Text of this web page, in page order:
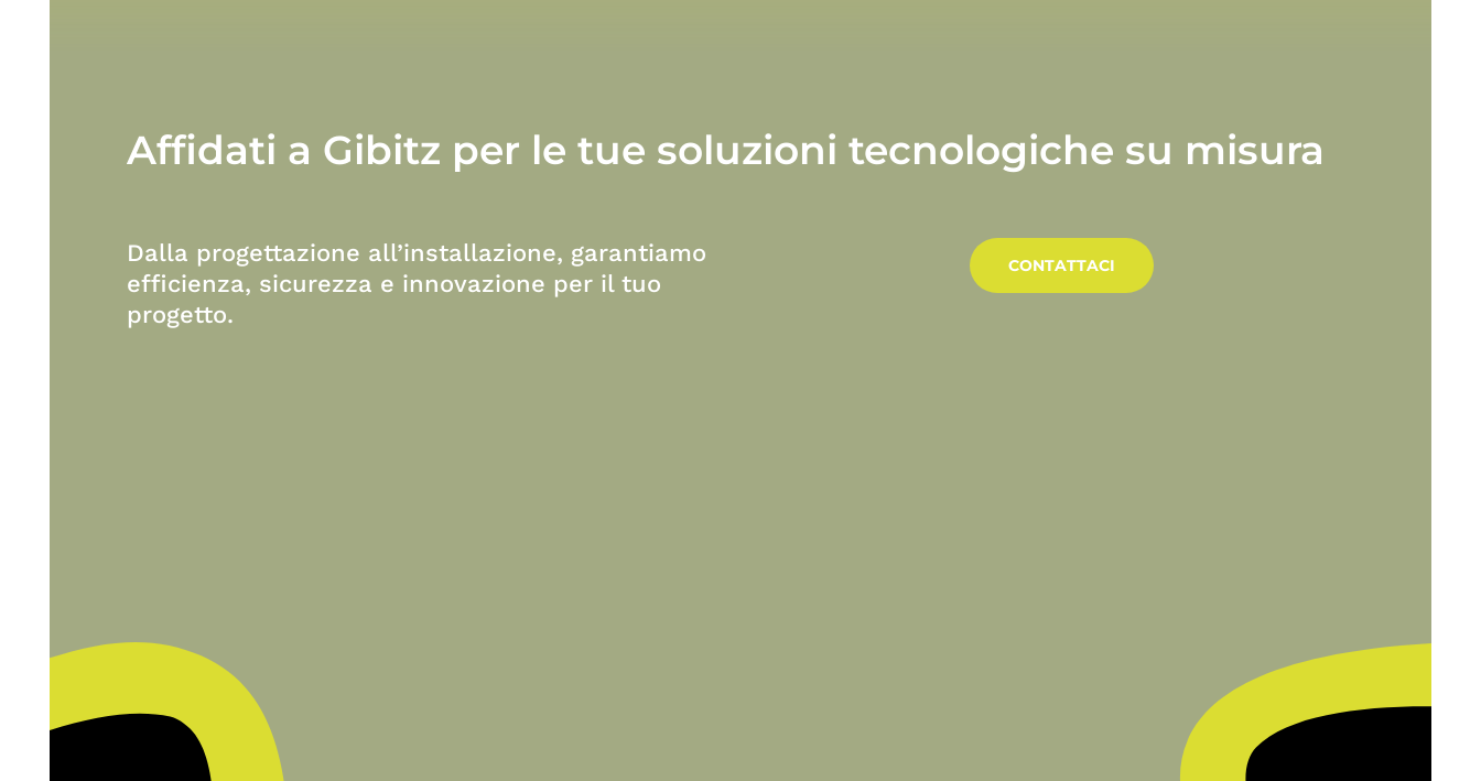
Affidati a Gibitz per le tue soluzioni tecnologiche su misura
Dalla progettazione all’installazione, garantiamo
efficienza, sicurezza e innovazione per il tuo
progetto.
CONTATTACI